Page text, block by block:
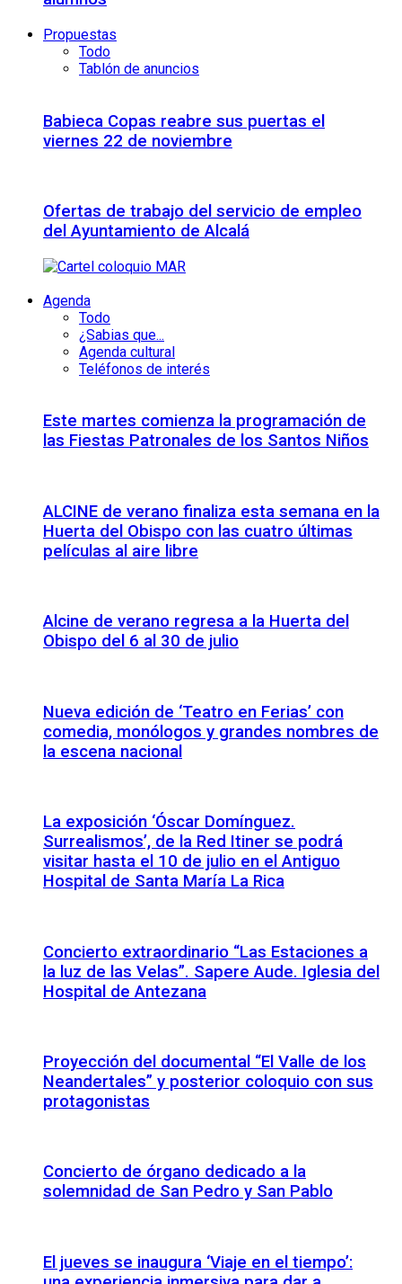
Propuestas
Todo
Tablón de anuncios
Babieca Copas reabre sus puertas el
viernes 22 de noviembre
Ofertas de trabajo del servicio de empleo
del Ayuntamiento de Alcalá
Agenda
Todo
¿Sabias que...
Agenda cultural
Teléfonos de interés
Este martes comienza la programación de
las Fiestas Patronales de los Santos Niños
ALCINE de verano finaliza esta semana en la
Huerta del Obispo con las cuatro últimas
películas al aire libre
Alcine de verano regresa a la Huerta del
Obispo del 6 al 30 de julio
Nueva edición de ‘Teatro en Ferias’ con
comedia, monólogos y grandes nombres de
la escena nacional
La exposición ‘Óscar Domínguez.
Surrealismos’, de la Red Itiner se podrá
visitar hasta el 10 de julio en el Antiguo
Hospital de Santa María La Rica
Concierto extraordinario “Las Estaciones a
la luz de las Velas”. Sapere Aude. Iglesia del
Hospital de Antezana
Proyección del documental “El Valle de los
Neandertales” y posterior coloquio con sus
protagonistas
Concierto de órgano dedicado a la
solemnidad de San Pedro y San Pablo
El jueves se inaugura ‘Viaje en el tiempo’: